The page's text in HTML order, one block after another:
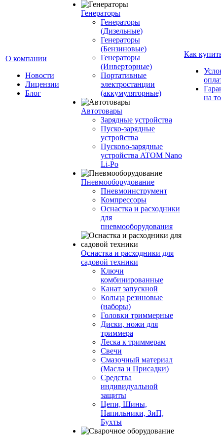
О компании
Новости
Лицензии
Блог
Генераторы
Генераторы
(Дизельные)
Генераторы
(Бензиновые)
Генераторы
(Инверторные)
Портативные
электростанции
(аккумуляторные)
Автотовары
Зарядные устройства
Пуско-зарядные
устройства
Пусково-зарядные
устройства ATOM Nano
Li-Po
Пневмооборудование
Пневмоинструмент
Компрессоры
Оснастка и расходники
для
пневмооборудования
Оснастка и расходники для
садовой техники
Ключи
комбинированные
Канат запускной
Кольца резиновые
(наборы)
Головки триммерные
Диски, ножи для
триммера
Леска к триммерам
Свечи
Смазочный материал
(Масла и Присадки)
Средства
индивидуальной
защиты
Цепи, Шины,
Напильники, ЗиП,
Бухты
Как
на